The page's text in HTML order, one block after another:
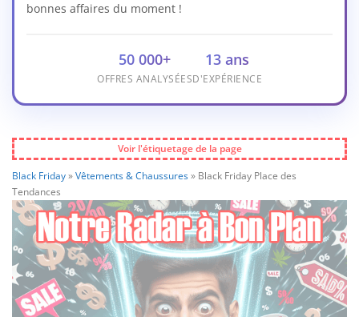
bonnes affaires du moment !
50 000+
OFFRES ANALYSÉES
13 ans
D'EXPÉRIENCE
Voir l'étiquetage de la page
Black Friday»Vêtements & Chaussures» Black Friday Place des
Tendances